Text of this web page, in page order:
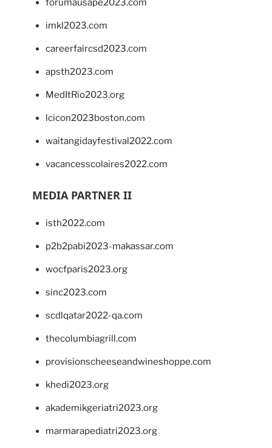
forumausape2023.com
imkl2023.com
careerfaircsd2023.com
apsth2023.com
MedItRio2023.org
lcicon2023boston.com
waitangidayfestival2022.com
vacancesscolaires2022.com
MEDIA PARTNER II
isth2022.com
p2b2pabi2023-makassar.com
wocfparis2023.org
sinc2023.com
scdlqatar2022-qa.com
thecolumbiagrill.com
provisionscheeseandwineshoppe.com
khedi2023.org
akademikgeriatri2023.org
marmarapediatri2023.org